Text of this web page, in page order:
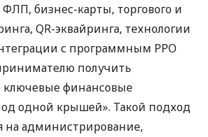
бизнес-карты, торгового и
QR-эквайринга, технологии
с программным РРО
получить
ключевые финансовые
одной крышей». Такой подход
на администрирование,